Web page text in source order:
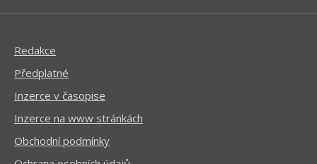
Redakce
Předplatné
Inzerce v časopise
Inzerce na www stránkách
Obchodní podmínky